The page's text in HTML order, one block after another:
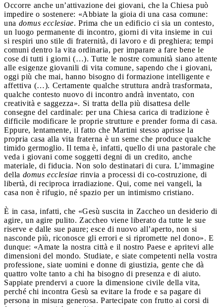
Occorre anche un’attivazione dei giovani, che la Chiesa può
impedire o sostenere: «Abbiate la gioia di una casa comune:
una domus ecclesiae. Prima che un edificio ci sia un contesto,
un luogo permanente di incontro, giorni di vita insieme in cui
si respiri uno stile di fraternità, di lavoro e di preghiera; tempi
comuni dentro la vita ordinaria, per imparare a fare bene le
cose di tutti i giorni (…). Tutte le nostre comunità siano attente
alle esigenze giovanili di vita comune, sapendo che i giovani,
oggi più che mai, hanno bisogno di formazione intelligente e
affettiva (…). Certamente qualche struttura andrà trasformata,
qualche contesto nuovo di incontro andrà inventato, con
creatività e saggezza». Si tratta della più disattesa delle
consegne del cardinale: per una Chiesa carica di tradizione è
difficile modificare le proprie strutture e prender forma di casa.
Eppure, lentamente, il fatto che Martini stesso aprisse la
propria casa alla vita fraterna è un seme che produce qualche
timido germoglio. Il tema è, infatti, quello di una pastorale che
veda i giovani come soggetti degni di un credito, anche
materiale, di fiducia. Non solo destinatari di cura. L’immagine
della domus ecclesiae rinvia a processi di co-costruzione, di
libertà, di reciproca irradiazione. Qui, come nei vangeli, la
casa non è rifugio, né spazio per un intimismo cristiano.
È in casa, infatti, che «Gesù suscita in Zaccheo un desiderio di
agire, un agire pulito. Zaccheo viene liberato da tutte le sue
riserve e dalle sue paure; esce di nuovo all’aperto, non si
nasconde più, riconosce gli errori e si ripromette nel dono». E
dunque: «Amate la nostra città e il nostro Paese e apritevi alle
dimensioni del mondo. Studiate, e siate competenti nella vostra
professione, siate uomini e donne di giustizia, gente che dà
quattro volte tanto a chi ha bisogno di presenza e di aiuto.
Sappiate prendervi a cuore la dimensione civile della vita,
perché chi incontra Gesù sa evitare la frode e sa pagare di
persona in misura generosa. Partecipate con frutto ai corsi di